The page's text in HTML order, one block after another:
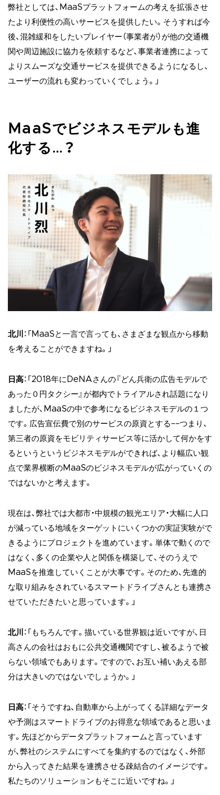
弊社としては、MaaSプラットフォームの考えを拡張させ
たより利便性の高いサービスを提供したい。そうすれば今
後、混雑緩和をしたいプレイヤー（事業者が）が他の交通機
関や周辺施設に協力を依頼するなど、事業者連携によって
よりスムーズな交通サービスを提供できるようになるし、
ユーザーの流れも変わっていくでしょう。」
MaaSでビジネスモデルも進
化する…？
北川
：「MaaSと一言で言っても、さまざまな観点から移動
を考えることができますね。」
日高：「2018年にDeNAさんの『どん兵衛の広告モデルで
あった０円タクシー』が都内でトライアルされ話題になり
ましたが、MaaSの中で参考になるビジネスモデルの１つ
です。広告宣伝費で別のサービスの原資とする−−つまり、
第三者の原資をモビリティサービス等に活かして何かをす
るというというビジネスモデルができれば、より幅広い観
点で業界横断のMaaSのビジネスモデルが広がっていくの
ではないかと考えます。
現在は、弊社では大都市・中規模の観光エリア・大幅に人口
が減っている地域をターゲットにいくつかの実証実験がで
きるようにプロジェクトを進めています。単体で動くので
はなく、多くの企業や人と関係を構築して、そのうえで
MaaSを推進していくことが大事です。そのため、先進的
な取り組みをされているスマートドライブさんとも連携さ
せていただきたいと思っています。」
北川
：「もちろんです。描いている世界観は近いですが、日
高さんの会社はおもに公共交通機関ですし、被るようで被
らない領域でもあります。ですので、お互い補いあえる部
分は大きいのではないでしょうか。」
日高：「そうですね、自動車から上がってくる詳細なデータ
や予測はスマートドライブのお得意な領域であると思いま
す。先ほどからデータプラットフォームと言っています
が、弊社のシステムにすべてを集約するのではなく、外部
から入ってきた結果を連携させる疎結合のイメージです。
私たちのソリューションもそこに近いですね。」